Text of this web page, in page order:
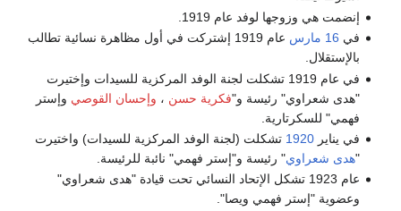
إنضمت هي وزوجها لوفد عام 1919.
في 16 مارس
عام 1919 إشتركت في أول مظاهرة نسائية تطالب
بالإستقلال.
في عام 1919 تشكلت لجنة الوفد المركزية للسيدات وإختيرت
"هدى شعراوي" رئيسة و"فكرية حسن ، وإحسان القوصي وإستر
فهمي" للسكرتارية.
في يناير1920 تشكلت (لجنة الوفد المركزية للسيدات) واختيرت
"هدى شعراوي" رئيسة و"إستر فهمي" نائبة للرئيسة.
عام 1923 تشكل الإتحاد النسائي تحت قيادة "هدى شعراوي"
وعضوية "إستر فهمي ويصا".